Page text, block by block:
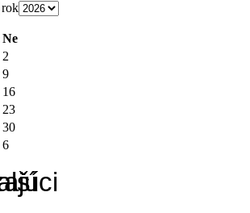
rok
Ne
2
9
16
23
30
6